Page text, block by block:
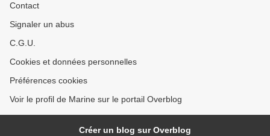
Contact
Signaler un abus
C.G.U.
Cookies et données personnelles
Préférences cookies
Voir le profil de Marine sur le portail Overblog
Créer un blog sur Overblog